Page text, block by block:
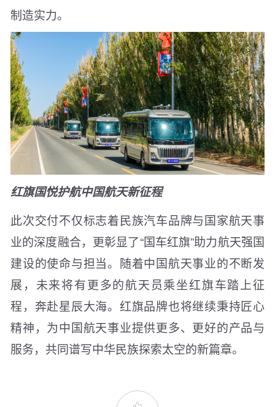
制造实力。
红旗国悦护航中国航天新征程
此次交付不仅标志着民族汽车品牌与国家航天事
业的深度融合，更彰显了“国车红旗”助力航天强国
建设的使命与担当。随着中国航天事业的不断发
展，未来将有更多的航天员乘坐红旗车踏上征
程，奔赴星辰大海。红旗品牌也将继续秉持匠心
精神，为中国航天事业提供更多、更好的产品与
服务，共同谱写中华民族探索太空的新篇章。